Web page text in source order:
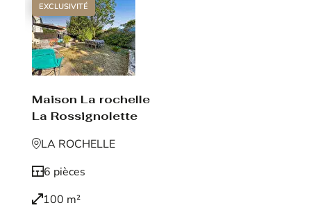
EXCLUSIVITÉ
Maison La rochelle
La Rossignolette
LA ROCHELLE
6 pièces
100 m²